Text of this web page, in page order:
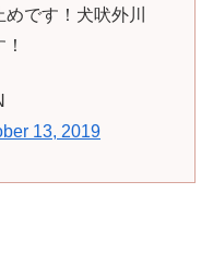
です！犬吠外川
13, 2019